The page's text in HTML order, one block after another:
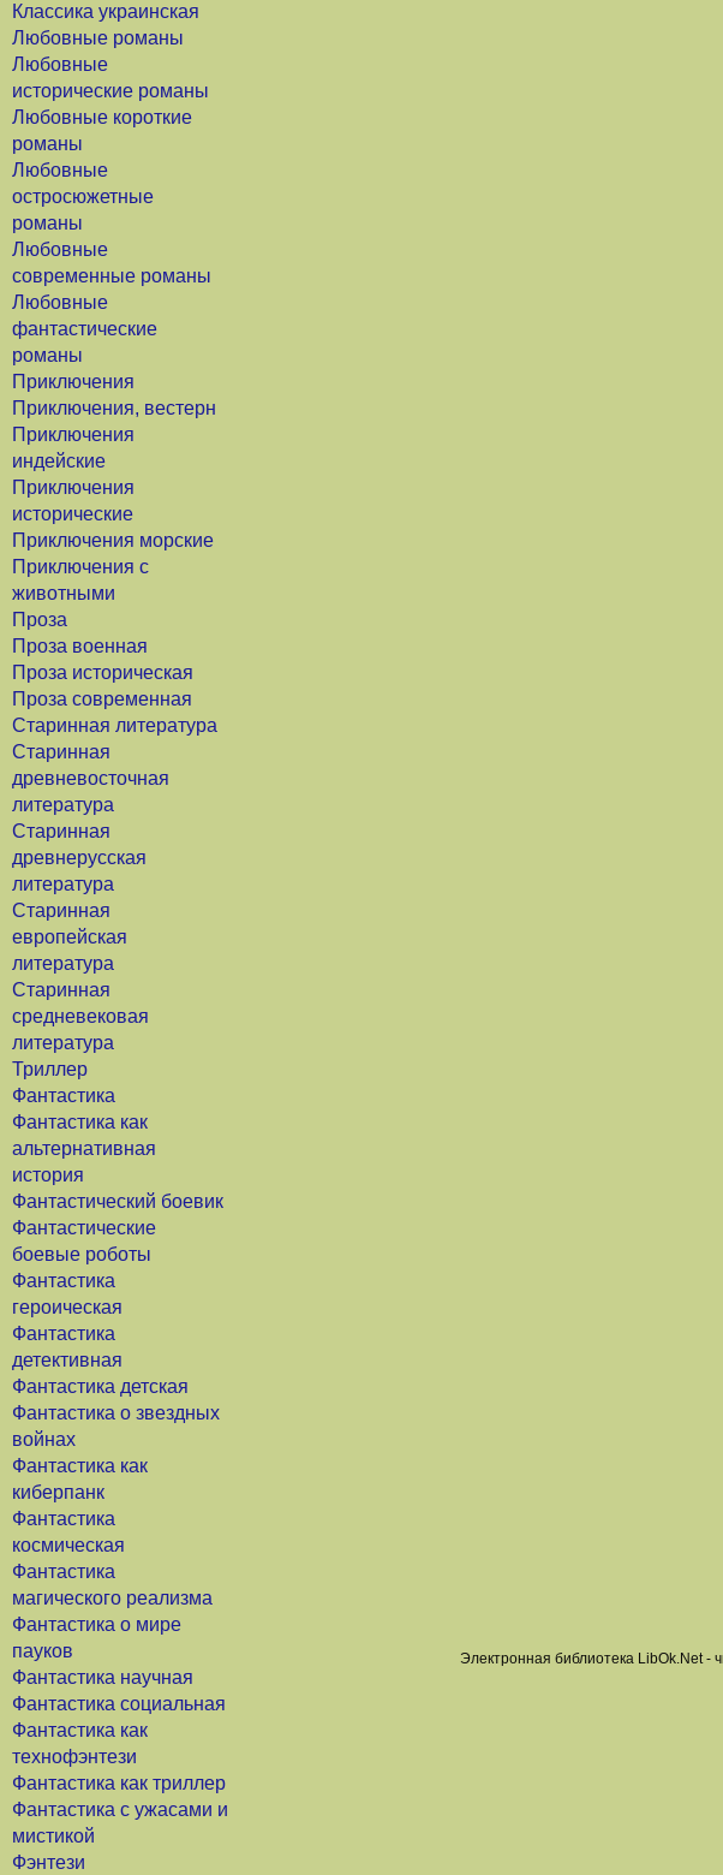
Классика украинская
Любовные романы
Любовные
исторические романы
Любовные короткие
романы
Любовные
остросюжетные
романы
Любовные
современные романы
Любовные
фантастические
романы
Приключения
Приключения, вестерн
Приключения
индейские
Приключения
исторические
Приключения морские
Приключения с
животными
Проза
Проза военная
Проза историческая
Проза современная
Старинная литература
Старинная
древневосточная
литература
Старинная
древнерусская
литература
Старинная
европейская
литература
Старинная
средневековая
литература
Триллер
Фантастика
Фантастика как
альтернативная
история
Фантастический боевик
Фантастические
боевые роботы
Фантастика
героическая
Фантастика
детективная
Фантастика детская
Фантастика о звездных
войнах
Фантастика как
киберпанк
Фантастика
космическая
Фантастика
магического реализма
Фантастика о мире
пауков
Фантастика научная
Фантастика социальная
Фантастика как
технофэнтези
Фантастика как триллер
Фантастика с ужасами и
мистикой
Фэнтези
Электронная библиотека LibOk.Net -